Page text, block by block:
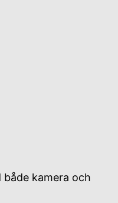
kamera och